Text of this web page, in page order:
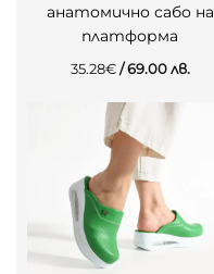
анатомично сабо на
платформа
35.28€/ 69.00 лв.